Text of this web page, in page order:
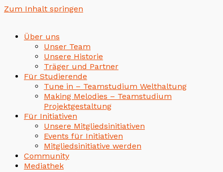
Zum Inhalt springen
Über uns
Unser Team
Unsere Historie
Träger und Partner
Für Studierende
Tune in – Teamstudium Welthaltung
Making Melodies – Teamstudium
Projektgestaltung
Für Initiativen
Unsere Mitgliedsinitiativen
Events für Initiativen
Mitgliedsinitiative werden
Community
Mediathek